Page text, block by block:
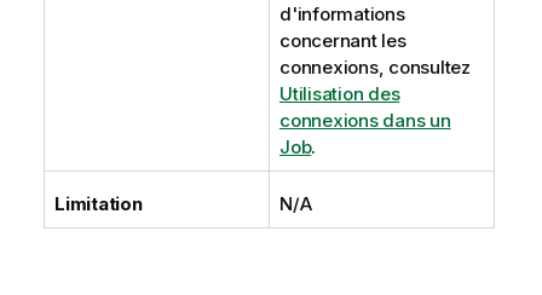
d'informations
concernant les
connexions, consultez
Utilisation des
connexions dans un
Job.
Limitation N/A